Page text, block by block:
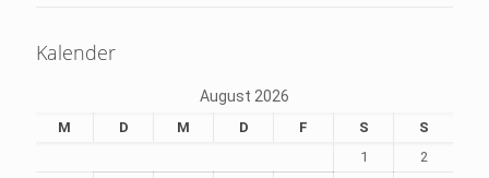
Kalender
August 2026
M D M D F S
S
1
2